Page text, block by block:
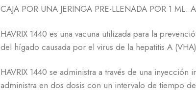
CAJA POR UNA JERINGA PRE-LLENADA POR 1 ML.
HAVRIX 1440 es una vacuna utilizada para la
del hígado causada por el virus de la hepatitis A
HAVRIX 1440 se administra a través de una inyección
administra en dos dosis con un intervalo de tiempo